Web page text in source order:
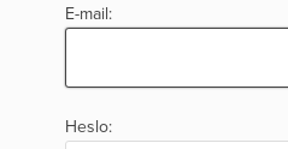
E-mail:
Heslo: